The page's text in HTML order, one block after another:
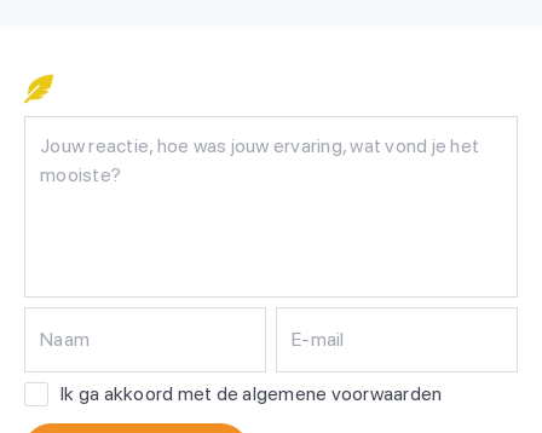
Naam E-mail
Ik ga akkoord met de algemene voorwaarden